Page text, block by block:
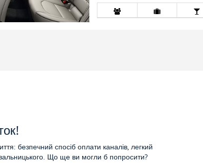
безпечний спосіб оплати каналів, легкий
Що ще ви могли б попросити?